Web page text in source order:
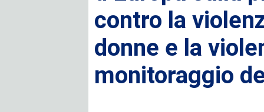
contro la
donne e la
monitoraggio